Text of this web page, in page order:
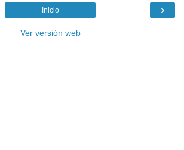
›
Inicio
Ver versión web